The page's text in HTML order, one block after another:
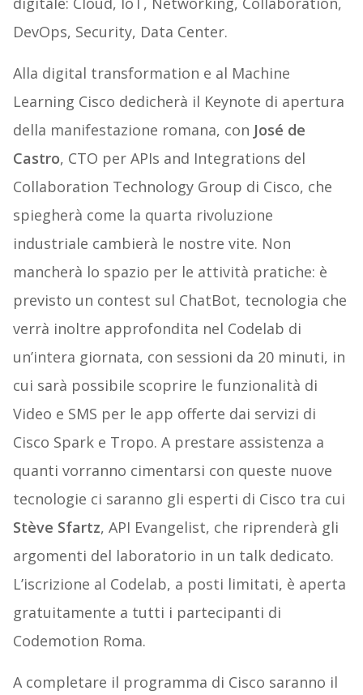
DevOps, Security, Data Center.
Alla digital transformation e al Machine
Learning Cisco dedicherà il Keynote di apertura
della manifestazione romana, con José de
Castro, CTO per APIs and Integrations del
Collaboration Technology Group di Cisco, che
spiegherà come la quarta rivoluzione
industriale cambierà le nostre vite. Non
mancherà lo spazio per le attività pratiche: è
previsto un contest sul ChatBot, tecnologia che
verrà inoltre approfondita nel Codelab di
un’intera giornata, con sessioni da 20 minuti, in
cui sarà possibile scoprire le funzionalità di
Video e SMS per le app offerte dai servizi di
Cisco Spark e Tropo. A prestare assistenza a
quanti vorranno cimentarsi con queste nuove
tecnologie ci saranno gli esperti di Cisco tra cui
Stève Sfartz, API Evangelist, che riprenderà gli
argomenti del laboratorio in un talk dedicato.
L’iscrizione al Codelab, a posti limitati, è aperta
gratuitamente a tutti i partecipanti di
Codemotion Roma.
A completare il programma di Cisco saranno il